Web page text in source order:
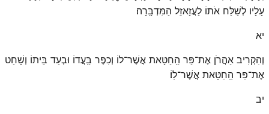
עָלָיו לְשַׁלַּח אֹתוֹ לַעֲזָאזֵל הַמִּדְבָּֽרָה׃
יא
וְהִקְרִיב אַהֲרֹן אֶת־פַּר הַֽחַטָּאת אֲשֶׁר־לוֹ וְכִפֶּר בַּֽעֲדוֹ וּבְעַד בֵּיתוֹ וְשָׁחַט
אֶת־פַּר הַֽחַטָּאת אֲשֶׁר־לֽוֹ׃
יב